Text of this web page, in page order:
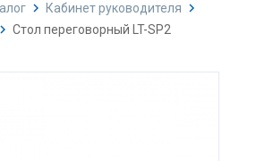
Кабинет руководителя
Стол переговорный LT-SP2